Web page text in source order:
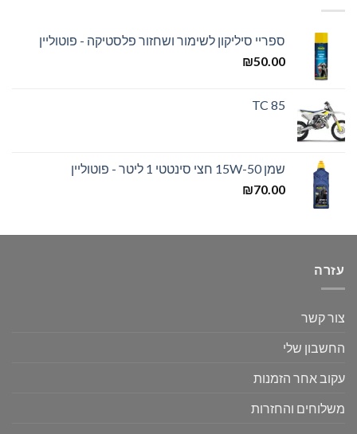
ספריי סיליקון לשימור ושחזור פלסטיקה - פוטוליין
₪50.00
TC 85
שמן 15W-50 חצי סינטטי 1 ליטר - פוטוליין
₪70.00
עזרה
צור קשר
החשבון שלי
עקוב אחר הזמנות
משלוחים והחזרות